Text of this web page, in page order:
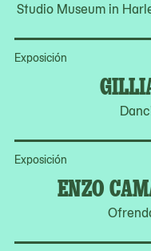
Studio Museum in
Exposición
Exposición
ENZO